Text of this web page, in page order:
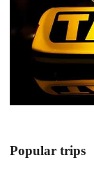
Popular trips